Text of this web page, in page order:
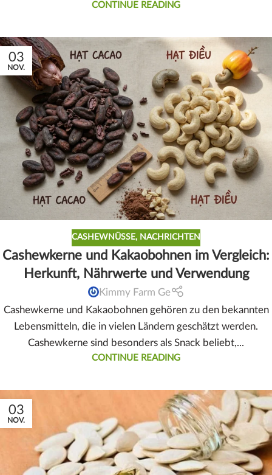
CONTINUE READING
03
NOV.
CASHEWNÜSSE, NACHRICHTEN
Cashewkerne und Kakaobohnen im Vergleich:
Herkunft, Nährwerte und Verwendung
Kimmy Farm Ge
Cashewkerne und Kakaobohnen gehören zu den bekannten
Lebensmitteln, die in vielen Ländern geschätzt werden.
Cashewkerne sind besonders als Snack beliebt,...
CONTINUE READING
03
NOV.